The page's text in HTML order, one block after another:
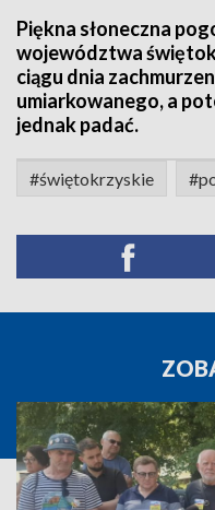
Piękna słoneczna
województwa
ciągu dnia
umiarkowanego, a
jednak padać.
#świętokrzyskie